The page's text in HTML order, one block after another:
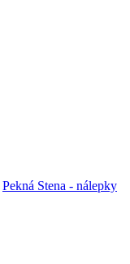
Pekná Stena - nálepky